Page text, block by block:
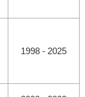
1998 - 2025